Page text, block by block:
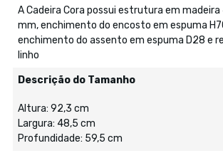
A Cadeira Cora possui estrutura em madeira
mm, enchimento do encosto em espuma
enchimento do assento em espuma D28 e
linho
Descrição do Tamanho
Altura: 92,3 cm
Largura: 48,5 cm
Profundidade: 59,5 cm